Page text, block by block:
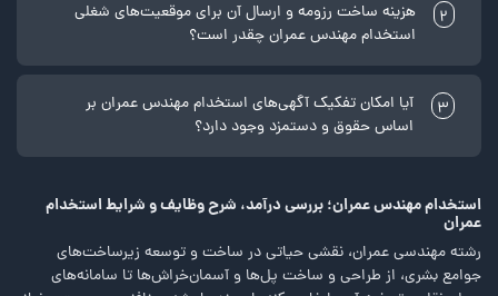
2
هزینه ساخت رزومه و ارسال آن برای موقعیت‌های شغلی
استخدام مهندس عمران چقدر است؟
3
آیا امکان تفکیک آگهی‌های استخدام مهندس عمران بر
اساس حقوق و دستمزد وجود دارد؟
استخدام مهندس عمران؛ بررسی درآمد، شرح وظایف و شرایط استخدام
عمران
رشته مهندسی عمران، نقشی حیاتی در ساخت و توسعه زیرساخت‌های
جوامع بشری، از طراحی و ساخت پل‌ها و آسمان‌خراش‌ها تا سامانه‌های